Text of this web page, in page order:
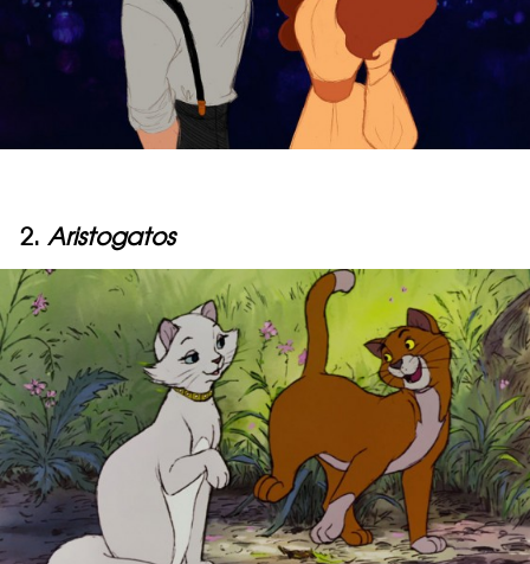
2. Aristogatos